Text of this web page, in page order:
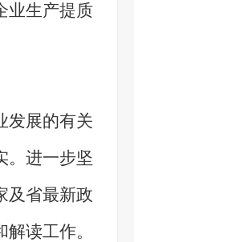
业生产提质
发展的有关
。进一步坚
及省最新政
读工作。